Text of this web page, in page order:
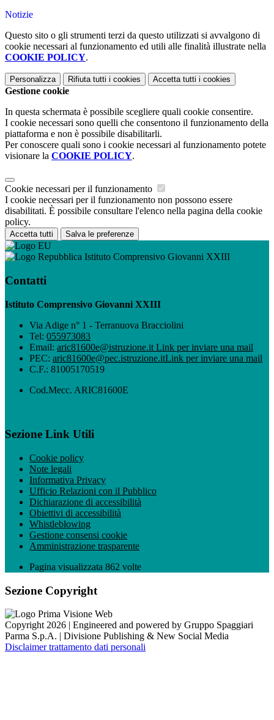
Notizie
Questo sito o gli strumenti terzi da questo utilizzati si avvalgono di
cookie necessari al funzionamento ed utili alle finalità illustrate nella
COOKIE POLICY.
Personalizza Rifiuta tutti i cookies Accetta tutti i cookies
Gestione cookie
In questa schermata è possibile scegliere quali cookie consentire.
I cookie necessari sono quelli che consentono il funzionamento della
piattaforma e non è possibile disabilitarli.
Per conoscere quali sono i cookie necessari al funzionamento potete
visionare la COOKIE POLICY.
Cookie necessari per il funzionamento
I cookie necessari per il funzionamento non possono essere
disabilitati. È possibile consultare l'elenco nella pagina della cookie
policy.
Accetta tutti Salva le preferenze
Istituto Comprensivo Giovanni XXIII
Contatti
Istituto Comprensivo Giovanni XXIII
Via Adige n° 1 - Terranuova Bracciolini
Tel: 055973083
Email: aric81600e@istruzione.it Link per inviare una mail
PEC: aric81600e@pec.istruzione.itLink per inviare una mail
C.F.: 81005170519
Cod.Mecc. ARIC81600E
Sezione Link Utili
Cookie policy
Note legali
Informativa Privacy
Ufficio Relazioni con il Pubblico
Dichiarazione di accessibilità
Obiettivi di accessibilità
Whistleblowing
Gestione consensi cookie
Amministrazione trasparente
Pagina visualizzata 862 volte
Sezione Copyright
Copyright 2026 | Engineered and powered by Gruppo Spaggiari
Parma S.p.A. | Divisione Publishing & New Social Media
Disclaimer trattamento dati personali